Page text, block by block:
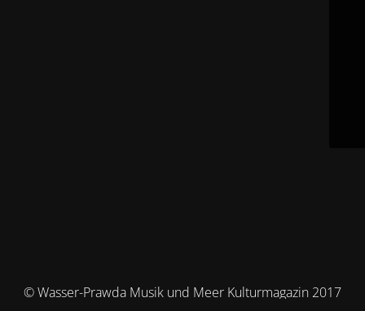
© Wasser-Prawda Musik und Meer Kulturmagazin 2017